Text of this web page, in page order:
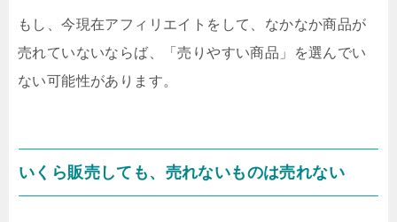
もし、今現在アフィリエイトをして、なかなか商品が
売れていないならば、「売りやすい商品」を選んでい
ない可能性があります。
いくら販売しても、売れないものは売れない